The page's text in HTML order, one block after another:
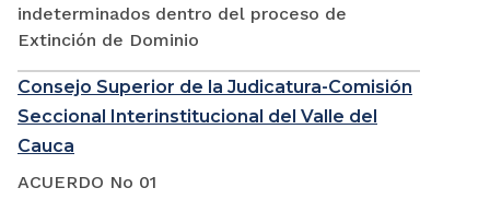
indeterminados dentro del proceso de
Extinción de Dominio
Consejo Superior de la Judicatura-Comisión
Seccional Interinstitucional del Valle del
Cauca
ACUERDO No 01